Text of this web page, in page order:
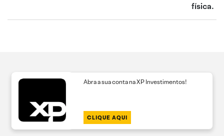
física.
Abra a sua conta na XP Investimentos!
CLIQUE AQUI